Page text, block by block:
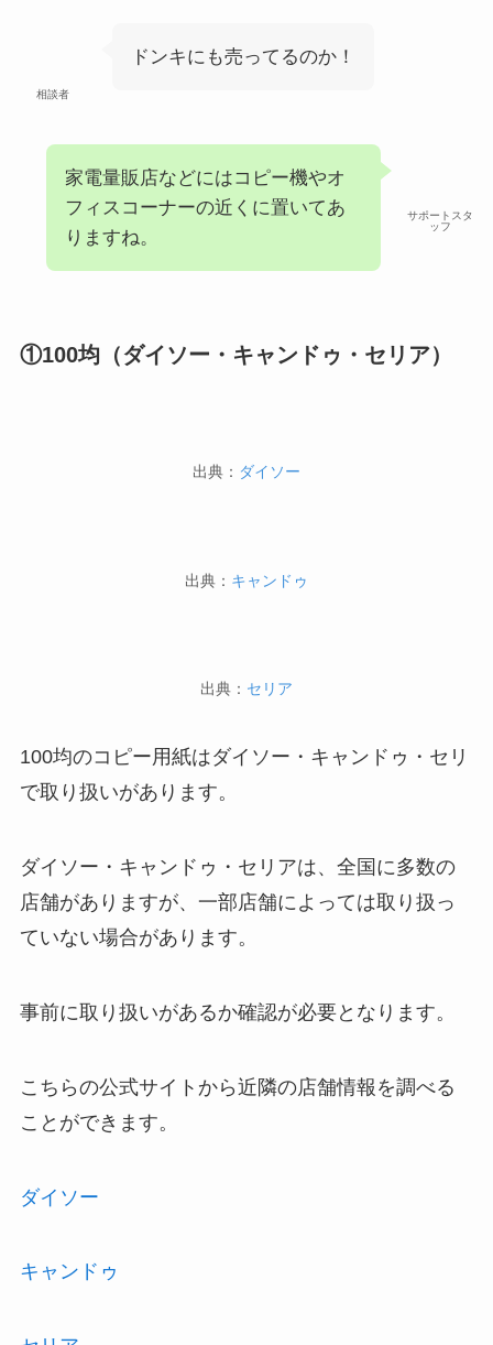
通販が確実？
相談者
ドンキにも売ってるのか！
サポートスタ
ッフ
家電量販店などにはコピー機やオ
フィスコーナーの近くに置いてあ
りますね。
①100均（ダイソー・キャンドゥ・セリア）
出典： ダイソー
出典： キャンドゥ
出典： セリア
100均のコピー用紙はダイソー・キャンドゥ・セリ
で取り扱いがあります。
ダイソー・キャンドゥ・セリアは、全国に多数の
店舗がありますが、一部店舗によっては取り扱っ
ていない場合があります。
事前に取り扱いがあるか確認が必要となります。
こちらの公式サイトから近隣の店舗情報を調べる
ことができます。
ダイソー
キャンドゥ